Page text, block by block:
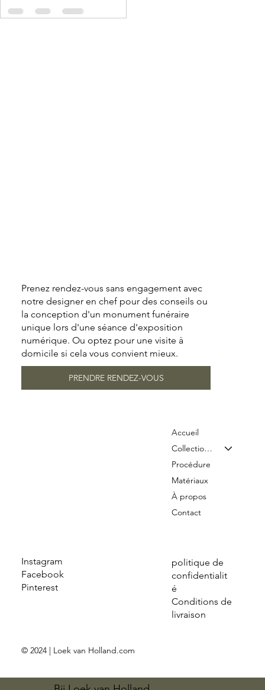
Instagram
Facebook
Pinterest
politique de
confidentialit
é
Conditions de
livraison
Accueil
Collection & Tarifs
Procédure
Matériaux
À propos
Contact
© 2024 | Loek van Holland.com
Prenez rendez-vous sans engagement avec
notre designer en chef pour des conseils ou
la conception d'un monument funéraire
unique lors d'une séance d'exposition
numérique. Ou optez pour une visite à
domicile si cela vous convient mieux.
PRENDRE RENDEZ-VOUS